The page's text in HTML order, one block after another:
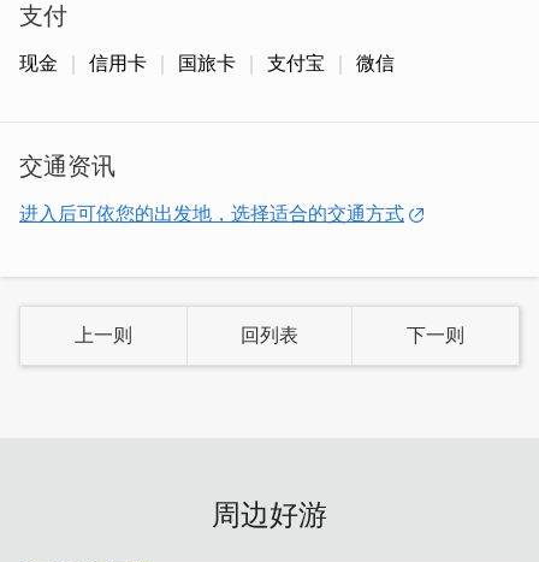
支付
现金 信用卡 国旅卡 支付宝 微信
交通资讯
进入后可依您的出发地，选择适合的交通方式
上一则 回列表 下一则
周边好游